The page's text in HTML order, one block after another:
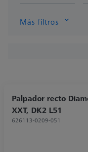
Más filtros
Palpador recto
XXT, DK2 L51
626113-0209-051